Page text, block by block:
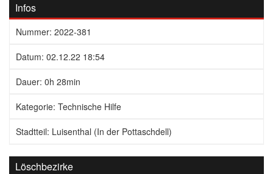
Infos
Nummer: 2022-381
Datum: 02.12.22 18:54
Dauer: 0h 28min
Kategorie: Technische Hilfe
Stadtteil: Luisenthal (In der Pottaschdell)
Löschbezirke